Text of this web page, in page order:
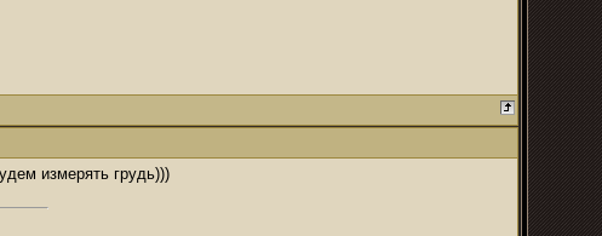
измерять грудь)))